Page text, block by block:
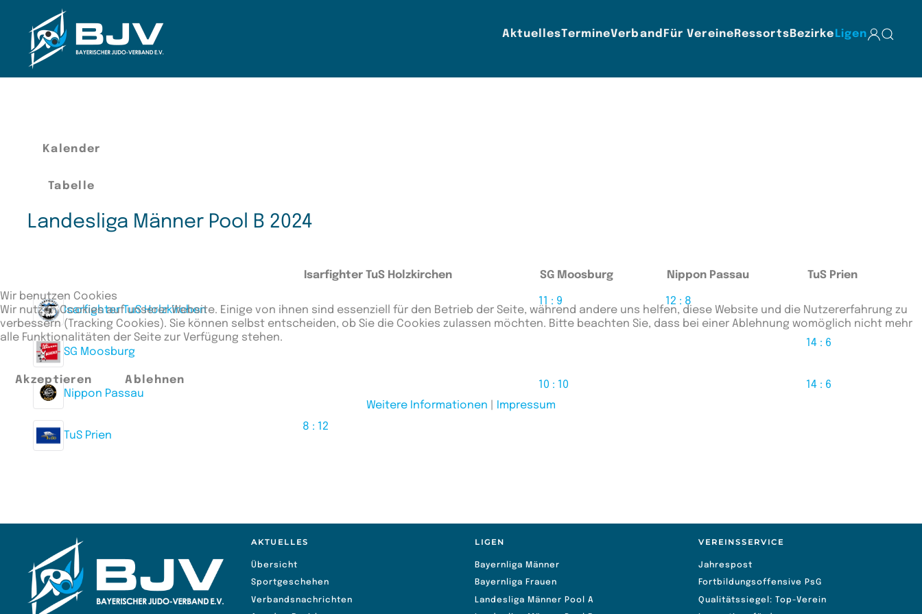
Zum Hauptinhalt springen AktuellesTermineVerband Für Vereine Ressorts Bezirke Ligen
Kalender
Tabelle
Landesliga Männer Pool B 2024
Isarfighter TuS Holzkirchen SG Moosburg Nippon Passau TuS Prien
Isarfighter TuS Holzkirchen
11 : 9 12 : 8
SG Moosburg
14 : 6
Nippon Passau
10 : 10 14 : 6
TuS Prien
8 : 12
AKTUELLES
Übersicht
Sportgeschehen
Verbandsnachrichten
LIGEN
Bayernliga Männer
Bayernliga Frauen
Landesliga Männer Pool A
VEREINSSERVICE
Jahrespost
Fortbildungsoffensive PsG
Qualitätssiegel: Top-Verein
Wir benutzen Cookies
Wir nutzen Cookies auf unserer Website. Einige von ihnen sind essenziell für den Betrieb der Seite, während andere uns helfen, diese Website und die Nutzererfahrung zu
verbessern (Tracking Cookies). Sie können selbst entscheiden, ob Sie die Cookies zulassen möchten. Bitte beachten Sie, dass bei einer Ablehnung womöglich nicht mehr
alle Funktionalitäten der Seite zur Verfügung stehen.
Akzeptieren Ablehnen
Weitere Informationen Impressum